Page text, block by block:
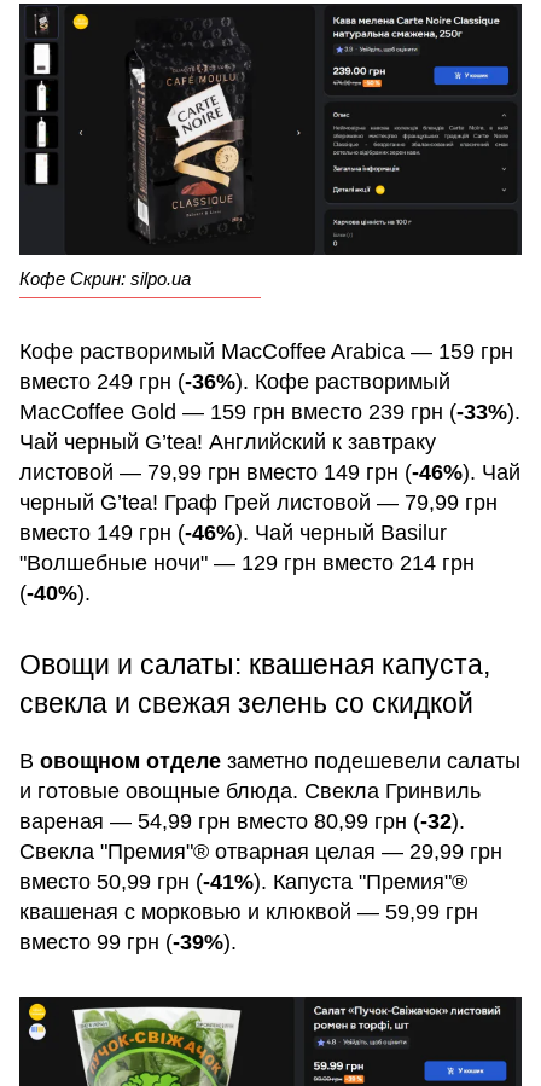
Кофе Скрин: silpo.ua
Кофе растворимый MacCoffee Arabica — 159 грн
вместо 249 грн (-36%). Кофе растворимый
MacCoffee Gold — 159 грн вместо 239 грн (-33%).
Чай черный G’tea! Английский к завтраку
листовой — 79,99 грн вместо 149 грн (-46%). Чай
черный G’tea! Граф Грей листовой — 79,99 грн
вместо 149 грн (-46%). Чай черный Basilur
"Волшебные ночи" — 129 грн вместо 214 грн
(-40%).
Овощи и салаты: квашеная капуста,
свекла и свежая зелень со скидкой
В овощном отделе заметно подешевели салаты
и готовые овощные блюда. Свекла Гринвиль
вареная — 54,99 грн вместо 80,99 грн (-32).
Свекла "Премия"® отварная целая — 29,99 грн
вместо 50,99 грн (-41%). Капуста "Премия"®
квашеная с морковью и клюквой — 59,99 грн
вместо 99 грн (-39%).